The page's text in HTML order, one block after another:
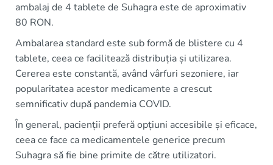
ambalaj de 4 tablete de Suhagra este de aproximativ
80 RON.
Ambalarea standard este sub formă de blistere cu 4
tablete, ceea ce facilitează distribuția și utilizarea.
Cererea este constantă, având vârfuri sezoniere, iar
popularitatea acestor medicamente a crescut
semnificativ după pandemia COVID.
În general, pacienții preferă opțiuni accesibile și eficace,
ceea ce face ca medicamentele generice precum
Suhagra să fie bine primite de către utilizatori.